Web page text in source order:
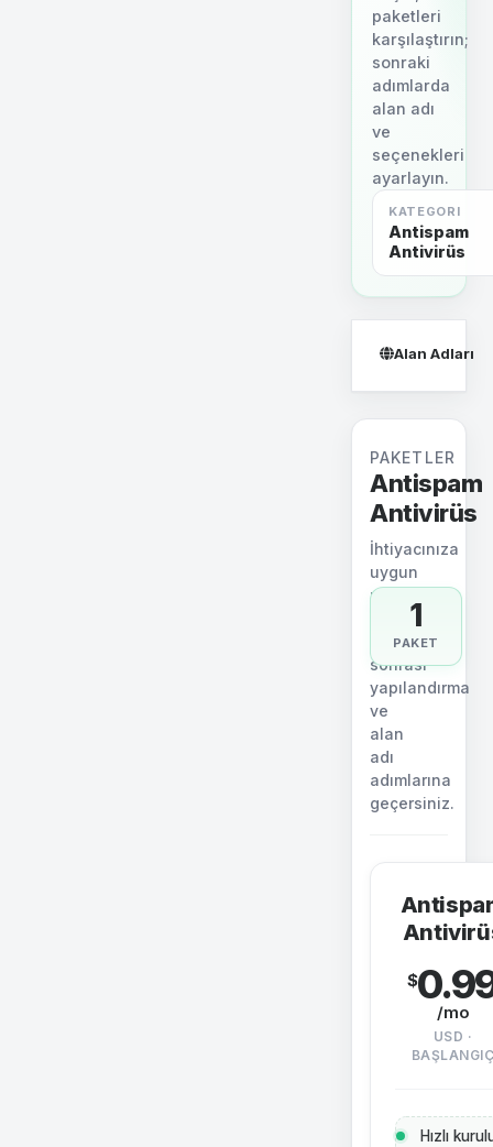
paketleri
karşılaştırın;
sonraki
adımlarda
alan adı
ve
seçenekleri
ayarlayın.
KATEGORI
Antispam
Antivirüs
Alan Adları
PAKETLER
Antispam
Antivirüs
İhtiyacınıza
uygun
paketi
seçin.
Sipariş
sonrası
yapılandırma
ve
alan
adı
adımlarına
geçersiniz.
1
PAKET
$
/mo
USD ·
Hızlı